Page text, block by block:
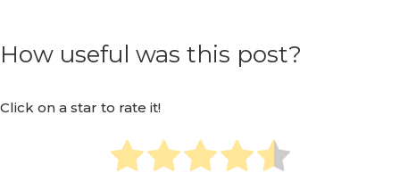
How useful was this post?
Click on a star to rate it!